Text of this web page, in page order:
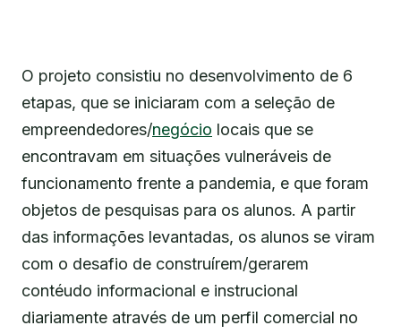
O projeto consistiu no desenvolvimento de 6
etapas, que se iniciaram com a seleção de
empreendedores/negócio locais que se
encontravam em situações vulneráveis de
funcionamento frente a pandemia, e que foram
objetos de pesquisas para os alunos. A partir
das informações levantadas, os alunos se viram
com o desafio de construírem/gerarem
contéudo informacional e instrucional
diariamente através de um perfil comercial no